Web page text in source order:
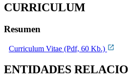
CURRICULUM
Resumen
Curriculum Vitae (Pdf, 60 Kb.)
ENTIDADES